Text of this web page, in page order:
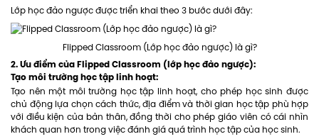
Lớp học đảo ngược được triển khai theo 3 bước dưới đây:
Flipped Classroom (Lớp học đảo ngược) là gì?
2. Ưu điểm của Flipped Classroom (lớp học đảo ngược):
Tạo môi trường học tập linh hoạt:
Tạo nên một môi trường học tập linh hoạt, cho phép học sinh được
chủ động lựa chọn cách thức, địa điểm và thời gian học tập phù hợp
với điều kiện của bản thân, đồng thời cho phép giáo viên có cái nhìn
khách quan hơn trong việc đánh giá quá trình học tập của học sinh.